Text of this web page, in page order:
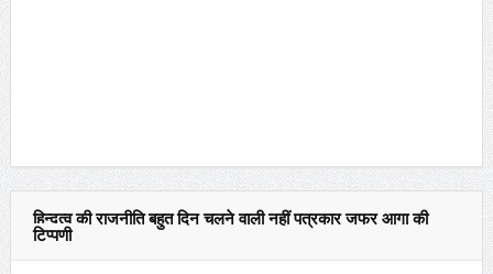
हिन्दुत्व की राजनीति बहुत दिन चलने वाली नहीं पत्रकार जफर आगा की
टिप्पणी